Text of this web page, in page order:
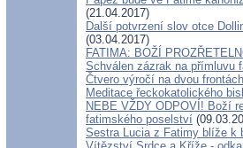
(21.04.2017)
Další potvrzení slov otce
(03.04.2017)
FATIMA: BOŽÍ
Schválen zázrak na přímluvu
Čtvero výročí na dvou
Meditace řeckokatolického
NEBE VŽDY ODPOVÍ! Boží
fatimského poselství
Sestra Lucia z Fatimy blíže k